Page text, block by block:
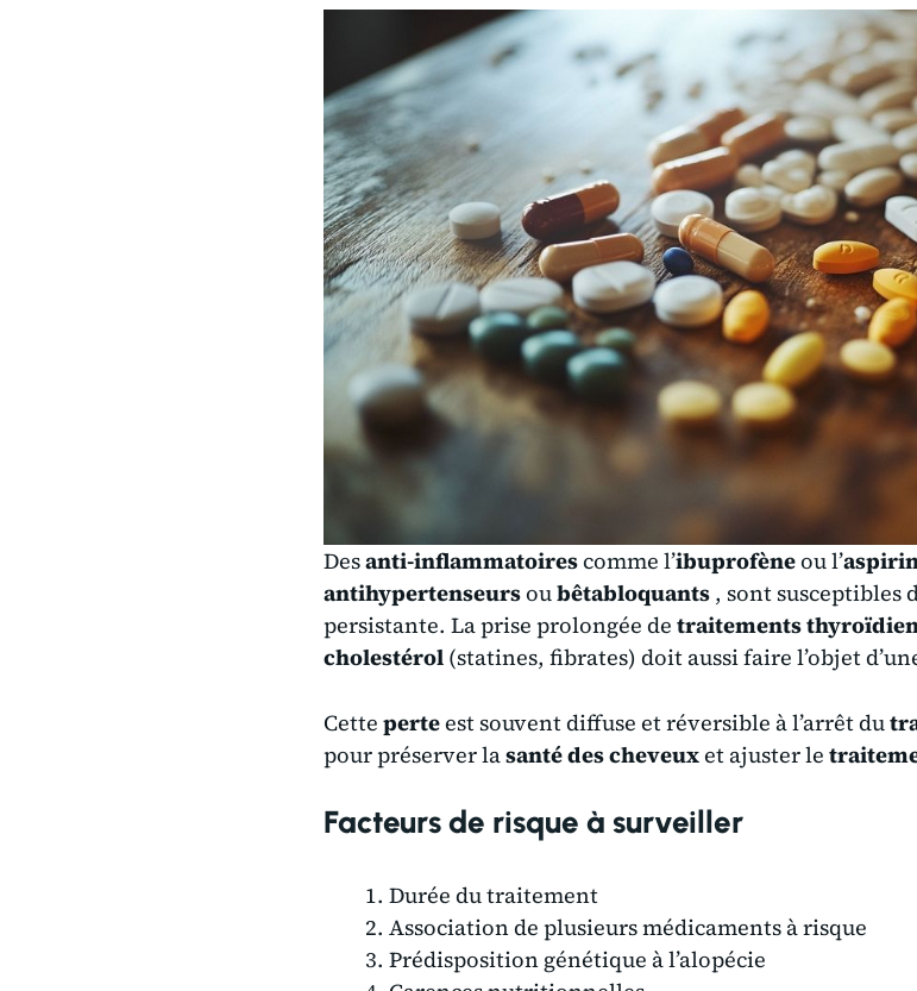
Desanti-inflammatoirescomme l’ibuprofèneou l’
antihypertenseursoubêtabloquants , sont susceptibles
persistante. La prise prolongée de traitements
cholestérol (statines, fibrates) doit aussi faire l’objet
Cette perteest souvent diffuse et réversible à l’arrêt du
pour préserver lasanté des cheveuxet ajuster le
Facteurs de risque à surveiller
Durée du traitement
Association de plusieurs médicaments à risque
Prédisposition génétique à l’alopécie